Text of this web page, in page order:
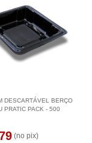
DESCARTÁVEL BERÇO
PRATIC PACK - 500
(no pix)